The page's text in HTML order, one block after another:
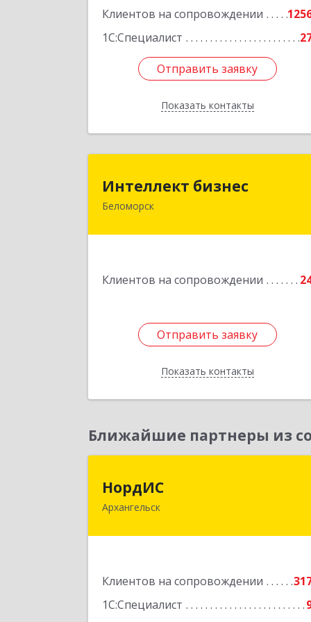
Клиентов на сопровождении
1С:Специалист
Отправить заявку
Показать контакты
Отправить заявку
Назад
Интеллект бизнес
Беломорск
Клиентов на сопровождении
Отправить заявку
Показать контакты
Интеллект бизнес
г. Беломорск, Портовое шоссе, д.1
Отправить заявку
Назад
Ближайшие партнеры из
НордИС
Архангельск
Клиентов на сопровождении
1С:Специалист